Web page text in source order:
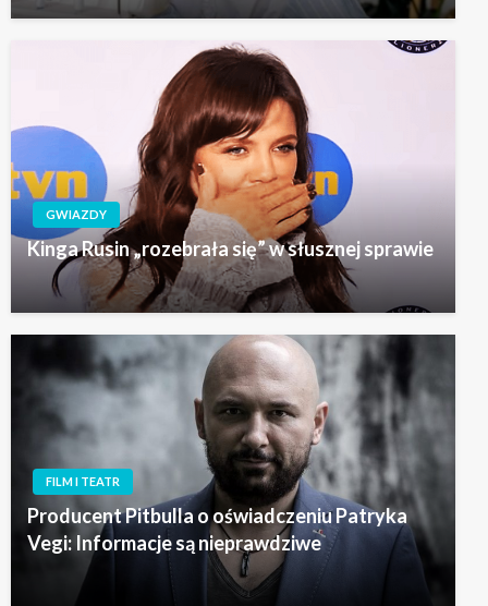
GWIAZDY
Kinga Rusin „rozebrała się” w słusznej sprawie
FILM I TEATR
Producent Pitbulla o oświadczeniu Patryka
Vegi: Informacje są nieprawdziwe